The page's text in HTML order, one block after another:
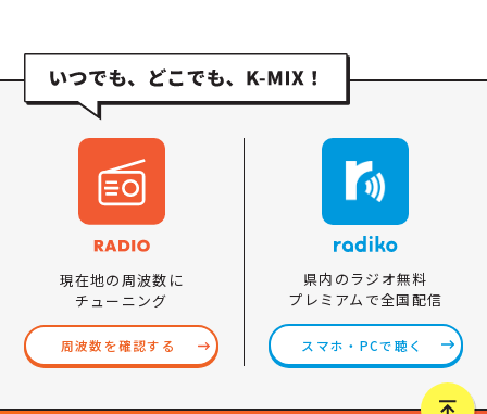
現在地の周波数に
チューニング
周波数を確認する
県内のラジオ無料
プレミアムで全国配信
スマホ・PCで聴く